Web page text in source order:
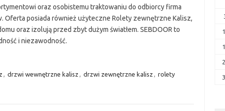
oraz osobistemu traktowaniu do odbiorcy firma
Oferta posiada również użyteczne Rolety zewnętrzne Kalisz,
oraz izolują przed zbyt dużym światłem. SEBDOOR to
i niezawodność.
, drzwi wewnętrzne kalisz , drzwi zewnętrzne kalisz , rolety